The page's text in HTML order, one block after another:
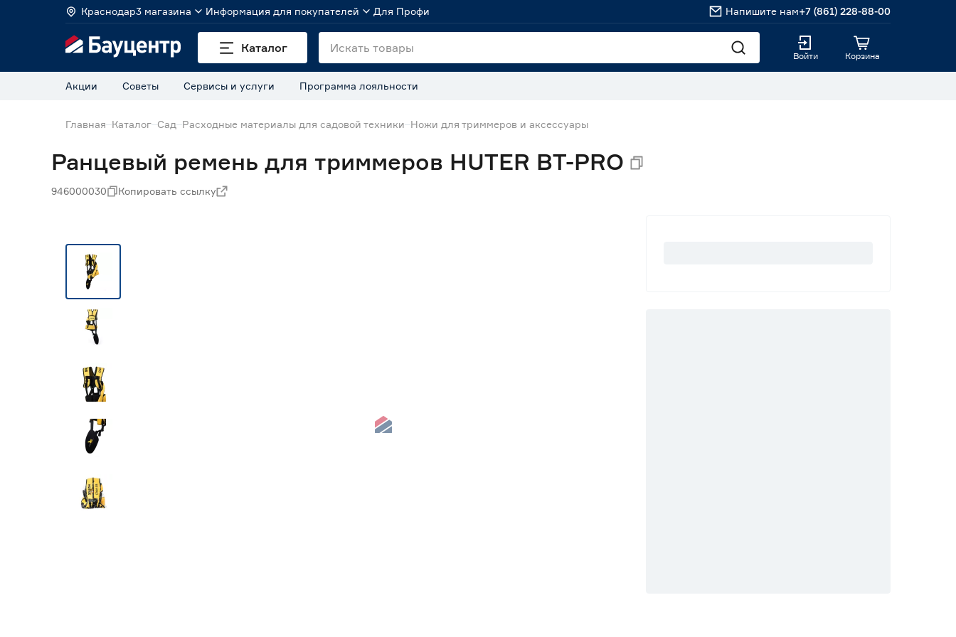
Краснодар3 магазина Информация для покупателей Для Профи Напишите нам+7 (861) 228-88-00
Каталог
Войти Корзина
Акции Советы Сервисы и услуги Программа лояльности
Главная Каталог Сад Расходные материалы для садовой техники Ножи для триммеров и аксессуары
Ранцевый ремень для триммеров HUTER BT-PRO
946000030 Копировать ссылку